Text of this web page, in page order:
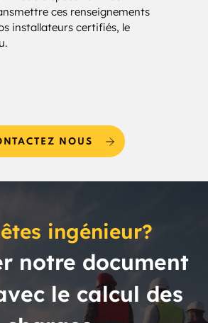
ces renseignements
installateurs certifiés, le
NOUS
ingénieur?
notre document
le calcul des